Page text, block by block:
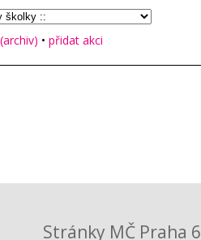
• přidat akci
Stránky MČ Praha 6